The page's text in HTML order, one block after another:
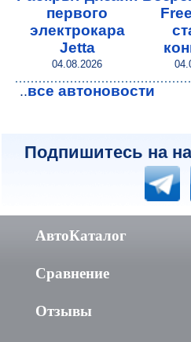
первого
электрокара
Jetta
04.08.2026
..все автоновости
Подпишитесь на
АвтоКаталог
Сравнение
Отзывы